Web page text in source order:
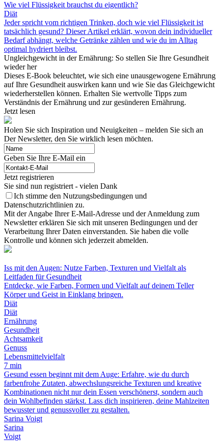
Wie viel Flüssigkeit brauchst du eigentlich?
Diät
Jeder spricht vom richtigen Trinken, doch wie viel Flüssigkeit ist
tatsächlich gesund? Dieser Artikel erklärt, wovon dein individueller
Bedarf abhängt, welche Getränke zählen und wie du im Alltag
optimal hydriert bleibst.
Ungleichgewicht in der Ernährung: So stellen Sie Ihre Gesundheit
wieder her
Dieses E-Book beleuchtet, wie sich eine unausgewogene Ernährung
auf Ihre Gesundheit auswirken kann und wie Sie das Gleichgewicht
wiederherstellen können. Erhalten Sie wertvolle Tipps zum
Verständnis der Ernährung und zur gesünderen Ernährung.
Jetzt lesen
Holen Sie sich Inspiration und Neuigkeiten – melden Sie sich an
Der Newsletter, den Sie wirklich lesen möchten.
Geben Sie Ihre E-Mail ein
Jetzt registrieren
Sie sind nun registriert - vielen Dank
Ich stimme den Nutzungsbedingungen und
Datenschutzrichtlinien zu.
Mit der Angabe Ihrer E-Mail-Adresse und der Anmeldung zum
Newsletter erklären Sie sich mit unseren Bedingungen und der
Verarbeitung Ihrer Daten einverstanden. Sie haben die volle
Kontrolle und können sich jederzeit abmelden.
Iss mit den Augen: Nutze Farben, Texturen und Vielfalt als
Leitfaden für Gesundheit
Entdecke, wie Farben, Formen und Vielfalt auf deinem Teller
Körper und Geist in Einklang bringen.
Diät
Diät
Ernährung
Gesundheit
Achtsamkeit
Genuss
Lebensmittelvielfalt
7 min
Gesund essen beginnt mit dem Auge: Erfahre, wie du durch
farbenfrohe Zutaten, abwechslungsreiche Texturen und kreative
Kombinationen nicht nur dein Essen verschönerst, sondern auch
dein Wohlbefinden stärkst. Lass dich inspirieren, deine Mahlzeiten
bewusster und genussvoller zu gestalten.
Sarina Voigt
Sarina
Voigt